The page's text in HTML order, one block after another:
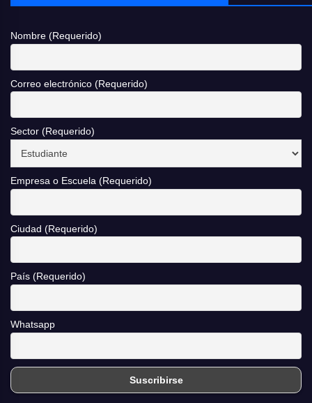
Nombre (Requerido)
Correo electrónico (Requerido)
Sector (Requerido)
Empresa o Escuela (Requerido)
Ciudad (Requerido)
País (Requerido)
Whatsapp